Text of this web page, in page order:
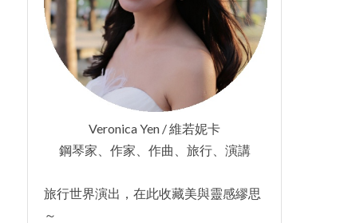
Veronica Yen / 維若妮卡
鋼琴家、作家、作曲、旅行、演講
旅行世界演出，在此收藏美與靈感繆思
～